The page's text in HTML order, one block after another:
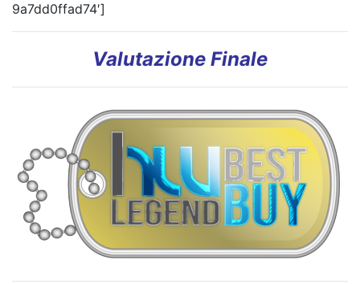
9a7dd0ffad74′]
Valutazione Finale